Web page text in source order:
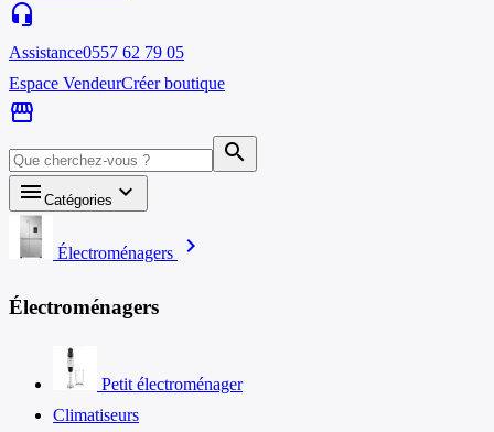
headset_mic
Assistance0557 62 79 05
Espace VendeurCréer boutique
storefront
search
menu Catégories keyboard_arrow_down
Électroménagers chevron_right
Électroménagers
Petit électroménager
Climatiseurs